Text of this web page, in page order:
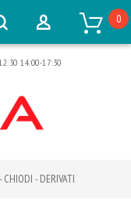
14:00-17:30
0
CHIODI - DERIVATI